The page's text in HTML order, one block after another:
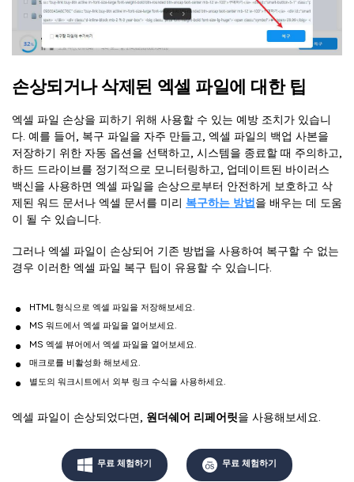
손상되거나 삭제된 엑셀 파일에 대한 팁
엑셀 파일 손상을 피하기 위해 사용할 수 있는 예방 조치가 있습니
다. 예를 들어, 복구 파일을 자주 만들고, 엑셀 파일의 백업 사본을
저장하기 위한 자동 옵션을 선택하고, 시스템을 종료할 때 주의하고,
하드 드라이브를 정기적으로 모니터링하고, 업데이트된 바이러스
백신을 사용하면 엑셀 파일을 손상으로부터 안전하게 보호하고 삭
제된 워드 문서나 엑셀 문서를 미리 복구하는 방법 을 배우는 데 도움
이 될 수 있습니다.
그러나 엑셀 파일이 손상되어 기존 방법을 사용하여 복구할 수 없는
경우 이러한 엑셀 파일 복구 팁이 유용할 수 있습니다.
HTML 형식으로 엑셀 파일을 저장해보세요.
MS 워드에서 엑셀 파일을 열어보세요.
MS 엑셀 뷰어에서 엑셀 파일을 열어보세요.
매크로를 비활성화 해보세요.
별도의 워크시트에서 외부 링크 수식을 사용하세요.
엑셀 파일이 손상되었다면, 원더쉐어 리페어릿을 사용해보세요.
무료 체험하기 무료 체험하기